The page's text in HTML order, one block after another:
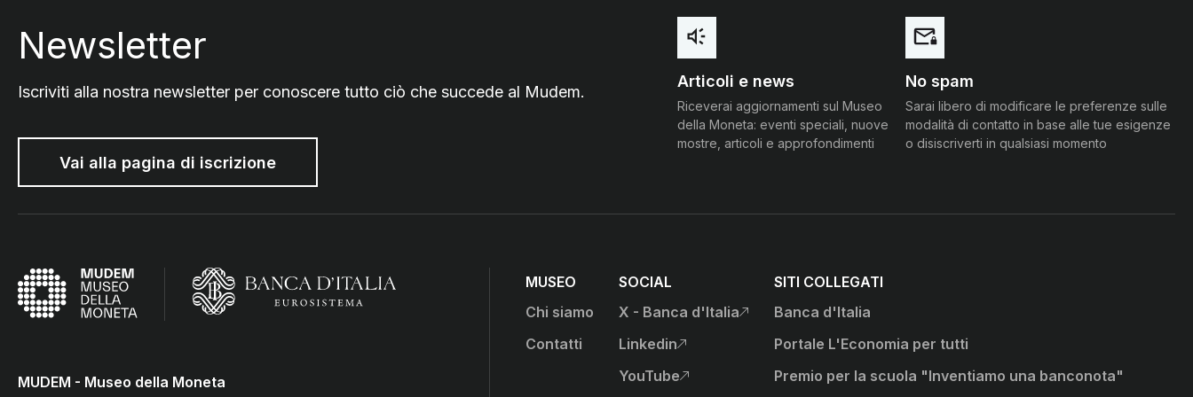
Newsletter
Iscriviti alla nostra newsletter per conoscere tutto ciò che succede al Mudem.
Articoli e news
Riceverai aggiornamenti sul Museo
della Moneta: eventi speciali, nuove
mostre, articoli e approfondimenti
No spam
Sarai libero di modificare le preferenze sulle
modalità di contatto in base alle tue esigenze
o disiscriverti in qualsiasi momento
Vai alla pagina di iscrizione
MUDEM - Museo della Moneta
MUDEM - Museo della Moneta
MUSEO
Chi siamo
Contatti
SOCIAL
X - Banca d'Italia
, apre sito esterno in nuova scheda
Linkedin
, apre sito esterno in nuova scheda
YouTube
, apre sito esterno in nuova scheda
SITI COLLEGATI
Banca d'Italia
Portale L'Economia per tutti
Premio per la scuola "Inventiamo una banconota"